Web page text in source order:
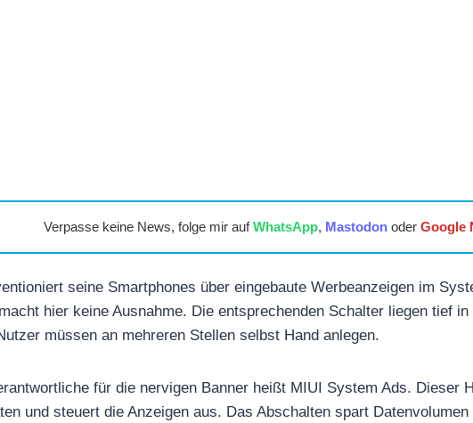
Verpasse keine News, folge mir aufWhatsApp, Mastodonoder Google
seine Smartphones über eingebaute Werbeanzeigen im
hier keine Ausnahme. Die entsprechenden Schalter liegen tief
müssen an mehreren Stellen selbst Hand anlegen.
für die nervigen Banner heißt MIUI System Ads. Dieser
und steuert die Anzeigen aus. Das Abschalten spart